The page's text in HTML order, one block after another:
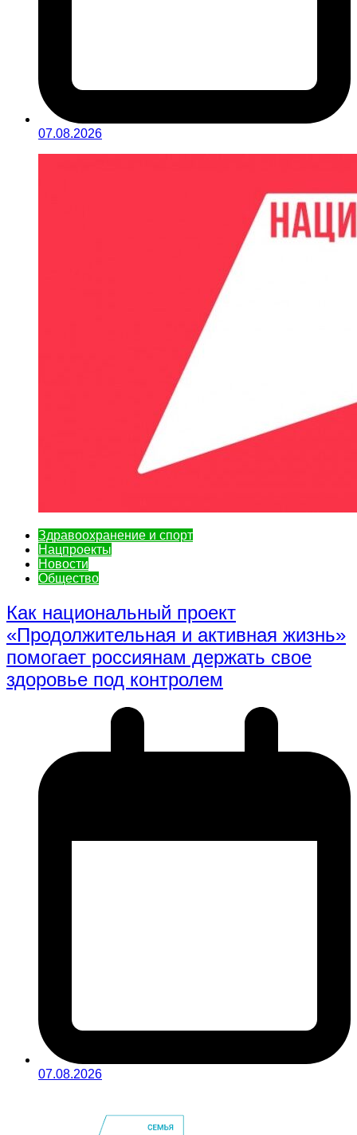
07.08.2026
Здравоохранение и спорт
Нацпроекты
Новости
Общество
Как национальный проект
«Продолжительная и активная жизнь»
помогает россиянам держать свое
здоровье под контролем
07.08.2026